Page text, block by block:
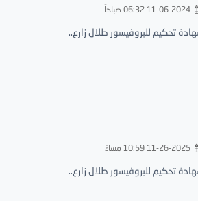
11-06-2024 06:32 صباحاً
تحكيم للبروفيسور طلال زارع..
11-26-2025 10:59 مساءً
تحكيم للبروفيسور طلال زارع..